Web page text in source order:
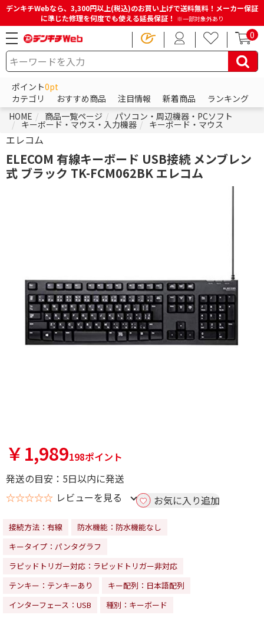
デンキチWebなら、3,300円以上(税込)のお買い上げで送料無料！メーカー保証
に準じた修理を何度でも使える延長保証！ ※一部対象外あり
0
ポイント0pt
カテゴリ
おすすめ商品 注目情報 新着商品
ランキング
HOME
商品一覧ページ パソコン・周辺機器・PCソフト
キーボード・マウス・入力機器 キーボード・マウス
エレコム
ELECOM 有線キーボード USB接続 メンブレン
式 ブラック TK-FCM062BK エレコム
￥1,989198ポイント
発送の目安：5日以内に発送
☆☆☆☆☆ レビューを見る お気に入り追加
接続方法：有線
防水機能：防水機能なし
キータイプ：パンタグラフ
ラピッドトリガー対応：ラピッドトリガー非対応
テンキー：テンキーあり
キー配列：日本語配列
インターフェース：USB
種別：キーボード